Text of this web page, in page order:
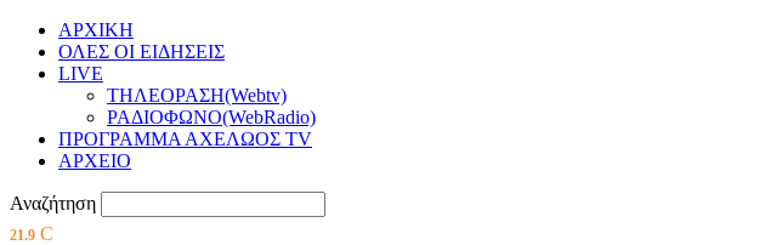
ΑΡΧΙΚΗ
ΟΛΕΣ ΟΙ ΕΙΔΗΣΕΙΣ
LIVE
ΤΗΛΕΟΡΑΣΗ(Webtv)
ΡΑΔΙΟΦΩΝΟ(WebRadio)
ΠΡΟΓΡΑΜΜΑ ΑΧΕΛΩΟΣ TV
ΑΡΧΕΙΟ
Αναζήτηση
21.9 C